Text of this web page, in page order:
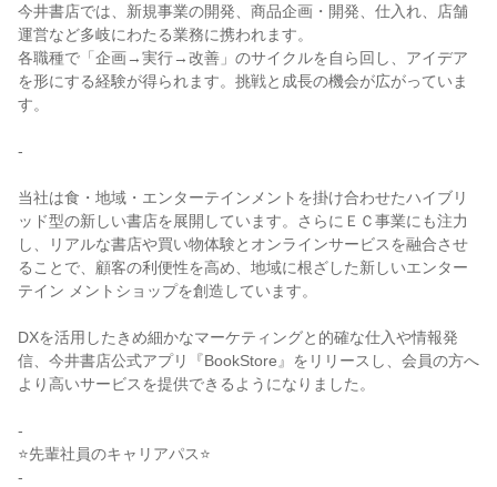
今井書店では、新規事業の開発、商品企画・開発、仕⼊れ、店舗
運営など多岐にわたる業務に携われます。
各職種で「企画→実⾏→改善」のサイクルを⾃ら回し、アイデア
を形にする経験が得られます。挑戦と成⻑の機会が広がっていま
す。
-
当社は⾷・地域・エンターテインメントを掛け合わせたハイブリ
ッド型の新しい書店を展開しています。さらにＥＣ事業にも注⼒
し、リアルな書店や買い物体験とオンラインサービスを融合させ
ることで、顧客の利便性を⾼め、地域に根ざした新しいエンター
テイン メントショップを創造しています。
DXを活用したきめ細かなマーケティングと的確な仕入や情報発
信、今井書店公式アプリ『BookStore』をリリースし、会員の方へ
より高いサービスを提供できるようになりました。
-
⭐先輩社員のキャリアパス⭐
-